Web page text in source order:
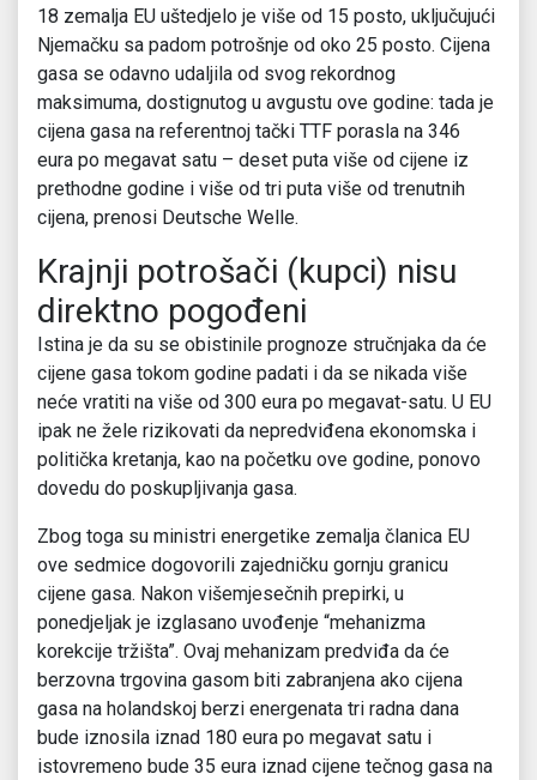
18 zemalja EU uštedjelo je više od 15 posto, uključujući
Njemačku sa padom potrošnje od oko 25 posto. Cijena
gasa se odavno udaljila od svog rekordnog
maksimuma, dostignutog u avgustu ove godine: tada je
cijena gasa na referentnoj tački TTF porasla na 346
eura po megavat satu – deset puta više od cijene iz
prethodne godine i više od tri puta više od trenutnih
cijena, prenosi Deutsche Welle.
Krajnji potrošači (kupci) nisu
direktno pogođeni
Istina je da su se obistinile prognoze stručnjaka da će
cijene gasa tokom godine padati i da se nikada više
neće vratiti na više od 300 eura po megavat-satu. U EU
ipak ne žele rizikovati da nepredviđena ekonomska i
politička kretanja, kao na početku ove godine, ponovo
dovedu do poskupljivanja gasa.
Zbog toga su ministri energetike zemalja članica EU
ove sedmice dogovorili zajedničku gornju granicu
cijene gasa. Nakon višemjesečnih prepirki, u
ponedjeljak je izglasano uvođenje “mehanizma
korekcije tržišta”. Ovaj mehanizam predviđa da će
berzovna trgovina gasom biti zabranjena ako cijena
gasa na holandskoj berzi energenata tri radna dana
bude iznosila iznad 180 eura po megavat satu i
istovremeno bude 35 eura iznad cijene tečnog gasa na